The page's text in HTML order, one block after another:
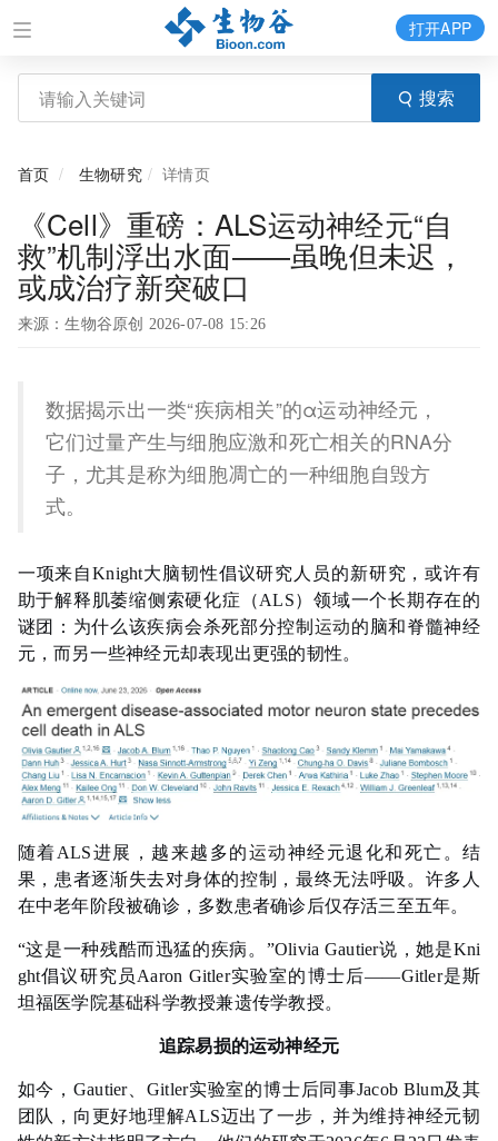
搜索
打开APP
首页 生物研究 详情页
《Cell》重磅：ALS运动神经元“自
救”机制浮出水面——虽晚但未迟，
或成治疗新突破口
来源：生物谷原创 2026-07-08 15:26
数据揭示出一类“疾病相关”的α运动神经元，
它们过量产生与细胞应激和死亡相关的RNA分
子，尤其是称为细胞凋亡的一种细胞自毁方
式。
一项来自Knight大脑韧性倡议研究人员的新研究，或许有
助于解释肌萎缩侧索硬化症（ALS）领域一个长期存在的
谜团：为什么该疾病会杀死部分控制 运动的脑和脊髓神经
元，而另一些神经元却表现出更强的韧性。
随着ALS进展，越来越多的运动神经元退化和死亡。结
果，患者逐渐失去对身体的控制，最终无法呼吸。许多人
在中老年阶段被确诊，多数患者确诊后仅存活三至五年。
“这是一种残酷而迅猛的疾病。”Olivia Gautier说，她是Kni
ght倡议研究员Aaron Gitler实验室的博士后——Gitler是斯
坦福医学院基础科学教授兼遗传学教授。
追踪易损的运动神经元
如今，Gautier、Gitler实验室的博士后同事Jacob Blum及其
团队，向更好地理解ALS迈出了一步，并为维持神经元韧